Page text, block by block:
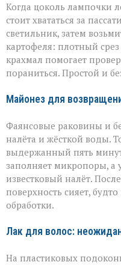
Когда цоколь лампочки
стоит хвататься за
светильник, затем
картофеля: плотный
крахмал помогает
пораниться. Простой и
Майонез для
Фаянсовые раковины и
налёта и жёсткой воды.
выдержанный пять
заполняет микропоры, а
известковый налёт.
поверхность сияет,
обработки.
Лак для волос:
На пластиковых